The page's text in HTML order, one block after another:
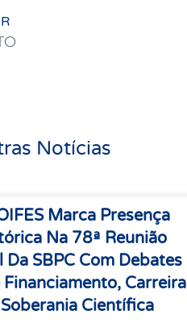
Notícias
Marca Presença
Na 78ª Reunião
Da SBPC Com Debates
Financiamento, Carreira
Soberania Científica